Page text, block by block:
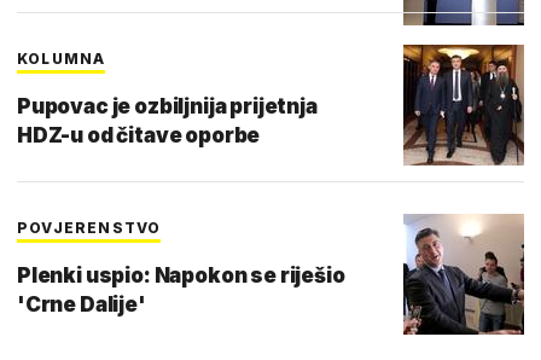
KOLUMNA
Pupovac je ozbiljnija prijetnja
HDZ-u od čitave oporbe
POVJERENSTVO
Plenki uspio: Napokon se riješio
'Crne Dalije'